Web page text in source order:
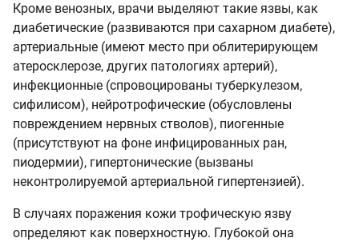
Кроме венозных, врачи выделяют такие язвы, как
диабетические (развиваются при сахарном диабете),
артериальные (имеют место при облитерирующем
атеросклерозе, других патологиях артерий),
инфекционные (спровоцированы туберкулезом,
сифилисом), нейротрофические (обусловлены
повреждением нервных стволов), пиогенные
(присутствуют на фоне инфицированных ран,
пиодермии), гипертонические (вызваны
неконтролируемой артериальной гипертензией).
В случаях поражения кожи трофическую язву
определяют как поверхностную. Глубокой она